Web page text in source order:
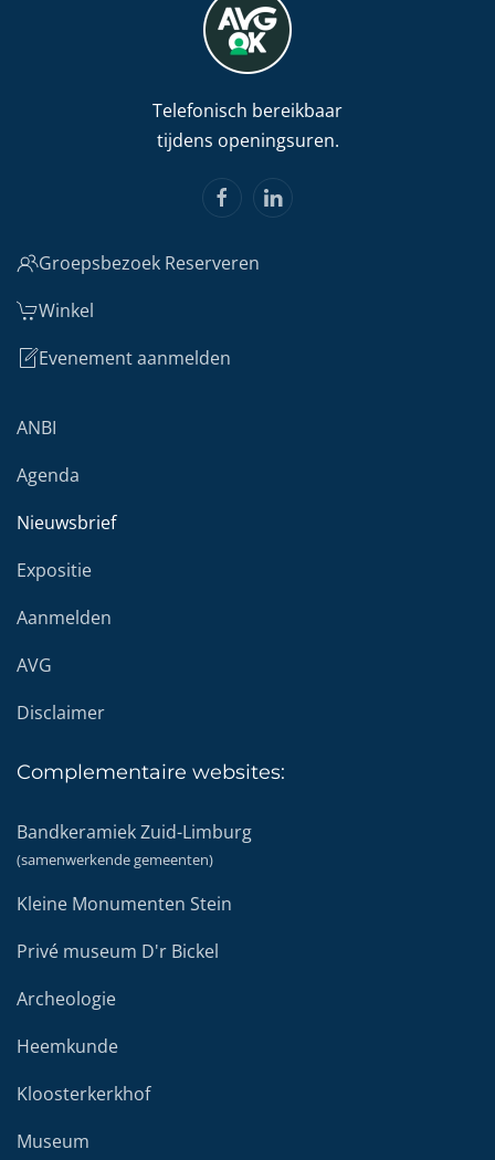
Telefonisch bereikbaar
tijdens openingsuren.
Groepsbezoek Reserveren
Winkel
Evenement aanmelden
ANBI
Agenda
Nieuwsbrief
Expositie
Aanmelden
AVG
Disclaimer
Complementaire websites:
Bandkeramiek Zuid-Limburg
(samenwerkende gemeenten)
Kleine Monumenten Stein
Privé museum D'r Bickel
Archeologie
Heemkunde
Kloosterkerkhof
Museum